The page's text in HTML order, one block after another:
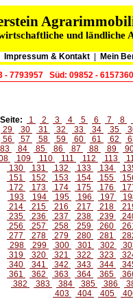
und ländliche
Impressum & Kontakt| Mein
- 7793957 Süd: 09852 - 6157360
Seite: 1 2 3 4 5 6 7 8
29
30 31 32 33 34 35
56
57 58 59 60 61 62
83
84 85 86 87 88 89
109 110 111 112 113
130
131 132 133 134
151
152 153 154 155
172
173 174 175 176
193
194 195 196 197
214
215 216 217 218
235
236 237 238 239
256
257 258 259 260
277
278 279 280 281
298
299 300 301 302
319
320 321 322 323
340
341 342 343 344
361
362 363 364 365
382
383 384 385 386
403
404 405